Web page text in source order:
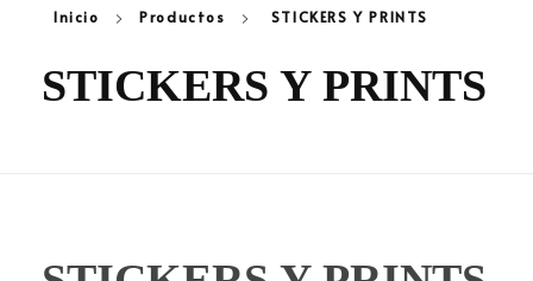
Inicio Productos STICKERS Y PRINTS
STICKERS Y PRINTS